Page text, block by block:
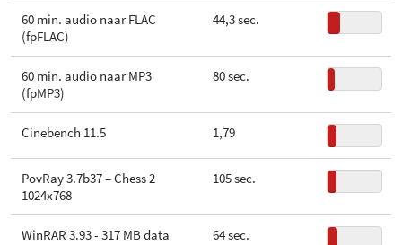
60 min. audio naar FLAC
(fpFLAC)
44,3 sec.
60 min. audio naar MP3
(fpMP3)
80 sec.
Cinebench 11.5 1,79
PovRay 3.7b37 – Chess 2
1024x768
105 sec.
WinRAR 3.93 - 317 MB data 64 sec.